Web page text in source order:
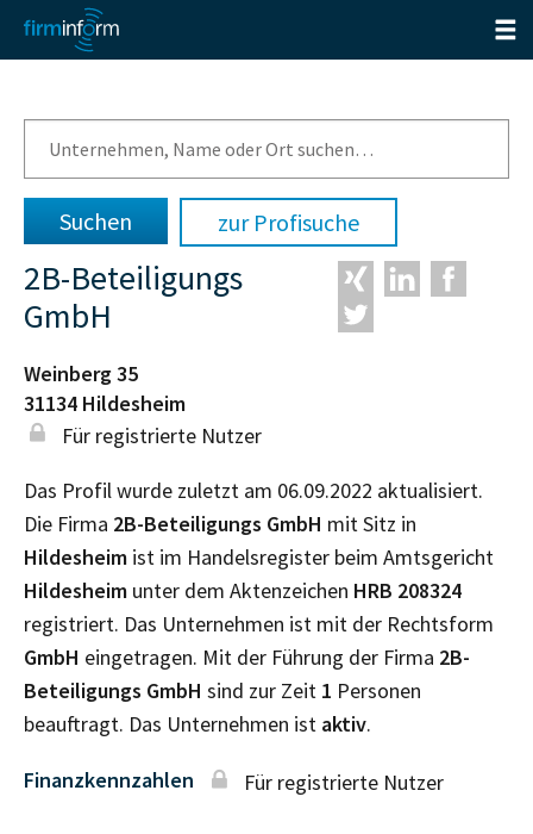
zur Profisuche
2B-Beteiligungs
GmbH
Weinberg 35
31134 Hildesheim
Für registrierte Nutzer
Das Profil wurde zuletzt am 06.09.2022 aktualisiert.
Die Firma 2B-Beteiligungs GmbH mit Sitz in
Hildesheim ist im Handelsregister beim Amtsgericht
Hildesheim unter dem Aktenzeichen HRB 208324
registriert. Das Unternehmen ist mit der Rechtsform
GmbH eingetragen. Mit der Führung der Firma 2B-
Beteiligungs GmbH sind zur Zeit 1 Personen
beauftragt. Das Unternehmen ist aktiv.
Finanzkennzahlen Für registrierte Nutzer